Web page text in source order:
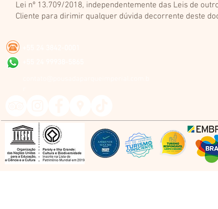
Lei nº 13.709/2018, independentemente das Leis de
Cliente para dirimir qualquer dúvida decorrente deste